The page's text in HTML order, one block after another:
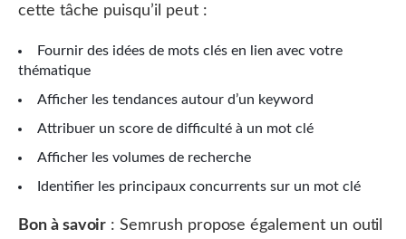
cette tâche puisqu’il peut :
Fournir des idées de mots clés en lien avec votre
thématique
Afficher les tendances autour d’un keyword
Attribuer un score de difficulté à un mot clé
Afficher les volumes de recherche
Identifier les principaux concurrents sur un mot clé
Bon à savoir : Semrush propose également un outil